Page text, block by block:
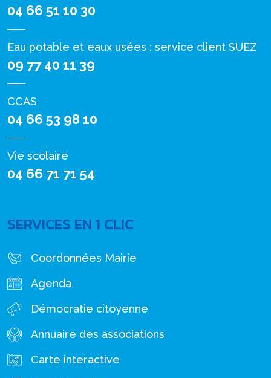
04 66 51 10 30
Eau potable et eaux usées : service client SUEZ
09 77 40 11 39
CCAS
04 66 53 98 10
Vie scolaire
04 66 71 71 54
SERVICES EN 1 CLIC
Coordonnées Mairie
Agenda
Démocratie citoyenne
Annuaire des associations
Carte interactive